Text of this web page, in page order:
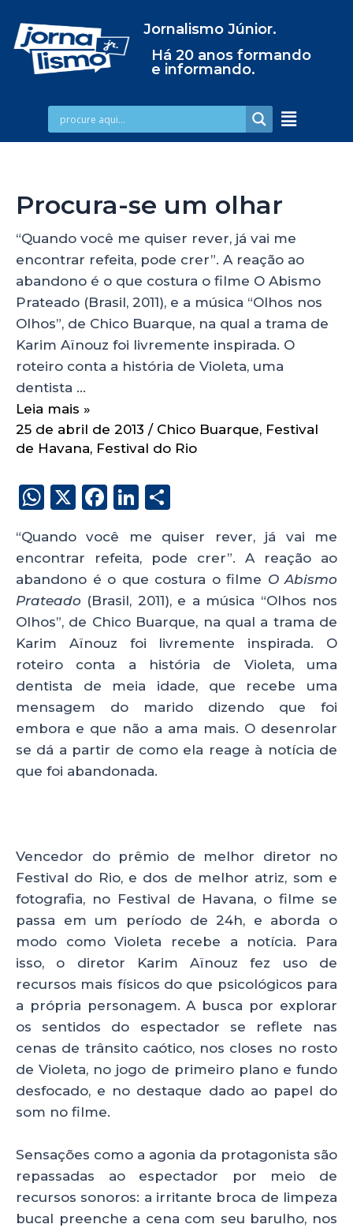
Jornalismo Júnior.
Há 20 anos formando
e informando.
Procura-se um olhar
“Quando você me quiser rever, já vai me
encontrar refeita, pode crer”. A reação ao
abandono é o que costura o filme O Abismo
Prateado (Brasil, 2011), e a música “Olhos nos
Olhos”, de Chico Buarque, na qual a trama de
Karim Aïnouz foi livremente inspirada. O
roteiro conta a história de Violeta, uma
dentista …
Leia mais »
25 de abril de 2013 / Chico Buarque, Festival
de Havana, Festival do Rio
W
a
ts
A
p
p
X
F
c
e
b
o
o
k
Li
k
e
dI
n
a
re
“Quando você me quiser rever, já vai me
encontrar refeita, pode crer”. A reação ao
abandono é o que costura o filme O Abismo
Prateado (Brasil, 2011), e a música “Olhos nos
Olhos”, de Chico Buarque, na qual a trama de
Karim Aïnouz foi livremente inspirada. O
roteiro conta a história de Violeta, uma
dentista de meia idade, que recebe uma
mensagem do marido dizendo que foi
embora e que não a ama mais. O desenrolar
se dá a partir de como ela reage à notícia de
que foi abandonada.
Vencedor do prêmio de melhor diretor no
Festival do Rio, e dos de melhor atriz, som e
fotografia, no Festival de Havana, o filme se
passa em um período de 24h, e aborda o
modo como Violeta recebe a notícia. Para
isso, o diretor Karim Aïnouz fez uso de
recursos mais físicos do que psicológicos para
a própria personagem. A busca por explorar
os sentidos do espectador se reflete nas
cenas de trânsito caótico, nos closes no rosto
de Violeta, no jogo de primeiro plano e fundo
desfocado, e no destaque dado ao papel do
som no filme.
Sensações como a agonia da protagonista são
repassadas ao espectador por meio de
recursos sonoros: a irritante broca de limpeza
bucal preenche a cena com seu barulho, nos